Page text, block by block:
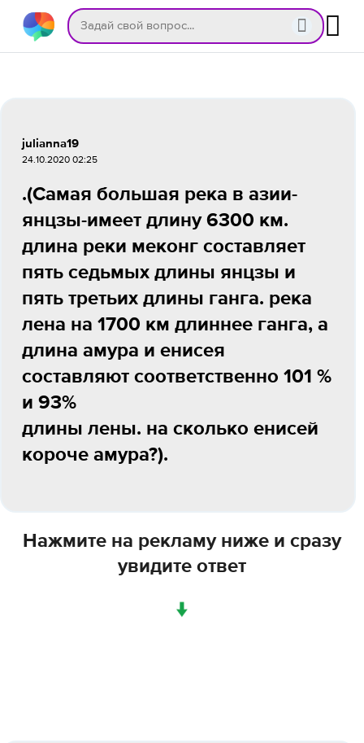
julianna19
24.10.2020 02:25
.(Самая большая река в азии-
янцзы-имеет длину 6300 км.
длина реки меконг составляет
пять седьмых длины янцзы и
пять третьих длины ганга. река
лена на 1700 км длиннее ганга, а
длина амура и енисея
составляют соответственно 101 %
и 93%
длины лены. на сколько енисей
короче амура?).
Нажмите на рекламу ниже и сразу
увидите ответ
↓